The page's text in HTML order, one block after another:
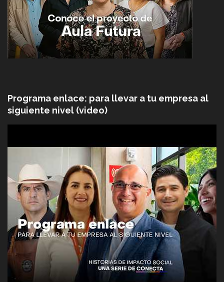
Programa enlace: para llevar a tu empresa al
siguiente nivel (video)